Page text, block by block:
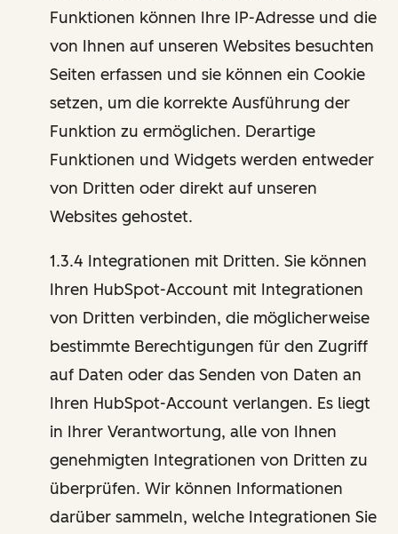
Funktionen können Ihre IP-Adresse und die
von Ihnen auf unseren Websites besuchten
Seiten erfassen und sie können ein Cookie
setzen, um die korrekte Ausführung der
Funktion zu ermöglichen. Derartige
Funktionen und Widgets werden entweder
von Dritten oder direkt auf unseren
Websites gehostet.
1.3.4 Integrationen mit Dritten. Sie können
Ihren HubSpot-Account mit Integrationen
von Dritten verbinden, die möglicherweise
bestimmte Berechtigungen für den Zugriff
auf Daten oder das Senden von Daten an
Ihren HubSpot-Account verlangen. Es liegt
in Ihrer Verantwortung, alle von Ihnen
genehmigten Integrationen von Dritten zu
überprüfen. Wir können Informationen
darüber sammeln, welche Integrationen Sie